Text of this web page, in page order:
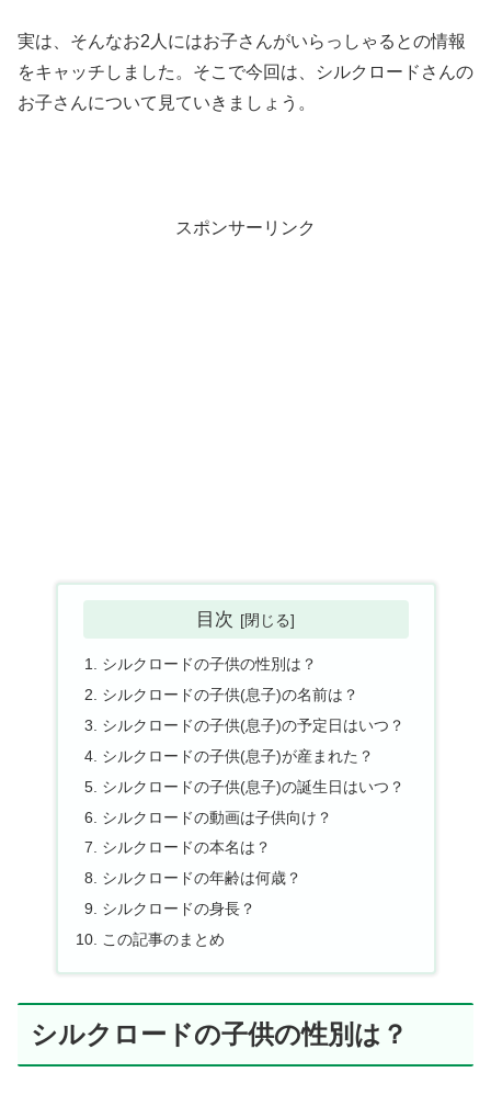
実は、そんなお2人にはお子さんがいらっしゃるとの情報
をキャッチしました。そこで今回は、シルクロードさんの
お子さんについて見ていきましょう。
スポンサーリンク
目次
シルクロードの子供の性別は？
シルクロードの子供(息子)の名前は？
シルクロードの子供(息子)の予定日はいつ？
シルクロードの子供(息子)が産まれた？
シルクロードの子供(息子)の誕生日はいつ？
シルクロードの動画は子供向け？
シルクロードの本名は？
シルクロードの年齢は何歳？
シルクロードの身長？
この記事のまとめ
シルクロードの子供の性別は？